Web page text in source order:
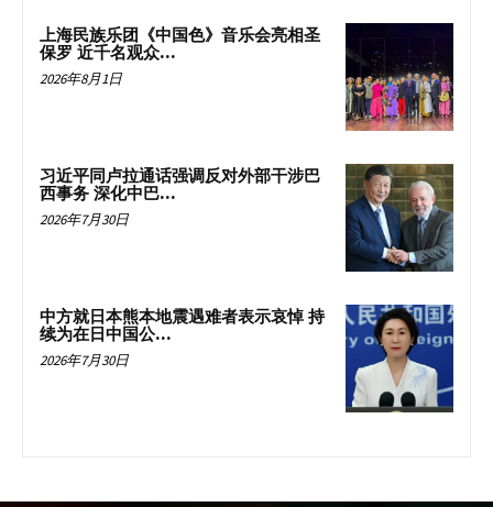
上海民族乐团《中国色》音乐会亮相圣
保罗 近千名观众...
2026年8月1日
习近平同卢拉通话强调反对外部干涉巴
西事务 深化中巴...
2026年7月30日
中方就日本熊本地震遇难者表示哀悼 持
续为在日中国公...
2026年7月30日